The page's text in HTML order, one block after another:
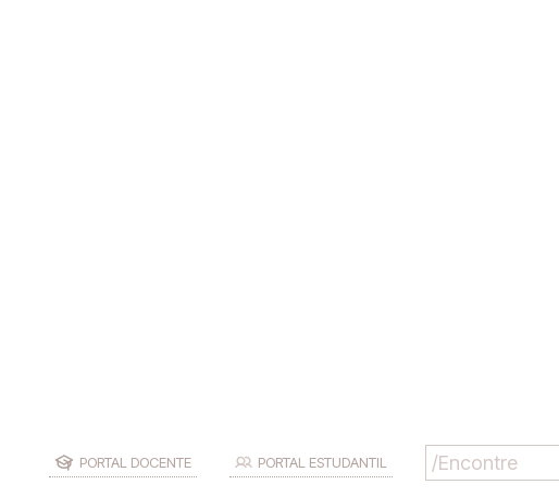
PORTAL DOCENTE PORTAL ESTUDANTIL